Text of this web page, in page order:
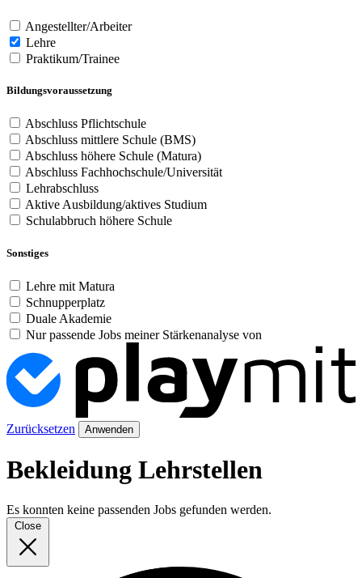
Angestellter/Arbeiter
Lehre
Praktikum/Trainee
Bildungsvoraussetzung
Abschluss Pflichtschule
Abschluss mittlere Schule (BMS)
Abschluss höhere Schule (Matura)
Abschluss Fachhochschule/Universität
Lehrabschluss
Aktive Ausbildung/aktives Studium
Schulabbruch höhere Schule
Sonstiges
Lehre mit Matura
Schnupperplatz
Duale Akademie
Nur passende Jobs meiner Stärkenanalyse von
Zurücksetzen Anwenden
Bekleidung Lehrstellen
Es konnten keine passenden Jobs gefunden werden.
Close